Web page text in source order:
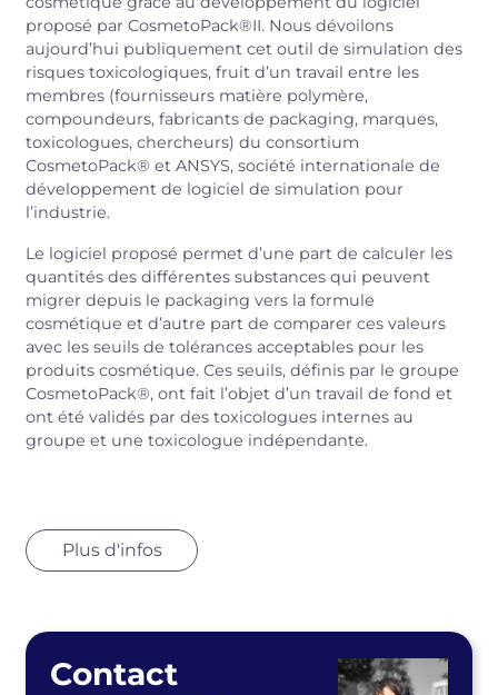
proposé par CosmetoPack®II. Nous dévoilons
aujourd’hui publiquement cet outil de simulation des
risques toxicologiques, fruit d’un travail entre les
membres (fournisseurs matière polymère,
compoundeurs, fabricants de packaging, marques,
toxicologues, chercheurs) du consortium
CosmetoPack® et ANSYS, société internationale de
développement de logiciel de simulation pour
l’industrie.
Le logiciel proposé permet d’une part de calculer les
quantités des différentes substances qui peuvent
migrer depuis le packaging vers la formule
cosmétique et d’autre part de comparer ces valeurs
avec les seuils de tolérances acceptables pour les
produits cosmétique. Ces seuils, définis par le groupe
CosmetoPack®, ont fait l’objet d’un travail de fond et
ont été validés par des toxicologues internes au
groupe et une toxicologue indépendante.
Plus d'infos
Contact